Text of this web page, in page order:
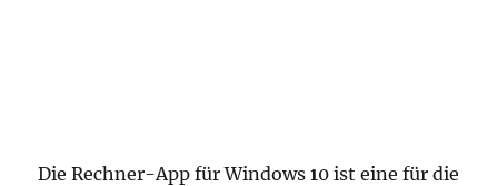
Die Rechner-App für Windows 10 ist eine für die